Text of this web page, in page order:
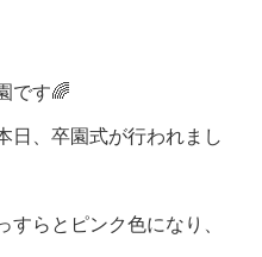
です🌈
日、卒園式が行われまし
すらとピンク色になり、